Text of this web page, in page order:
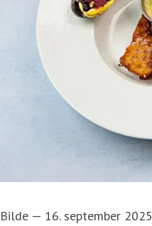
Bilde — 16. september 2025